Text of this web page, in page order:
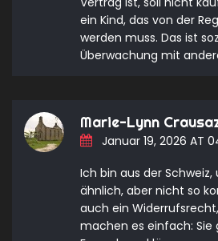
ein Kind, das von der
werden muss. Das ist
Überwachung mit
Marie-Lynn
Januar 19, 2026 AT
Ich bin aus der
ähnlich, aber nicht so
auch ein
machen es einfach: Sie